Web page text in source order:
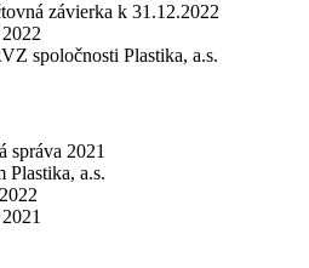
závierka k 31.12.2022
spoločnosti Plastika, a.s.
správa 2021
Plastika, a.s.